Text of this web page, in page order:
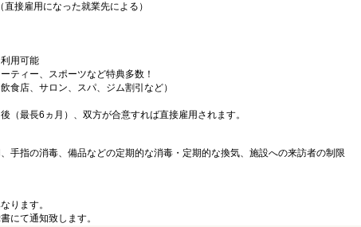
接雇用になった就業先による）
用可能
ティー、スポーツなど特典多数！
食店、サロン、スパ、ジム割引など）
（最長6ヵ月）、双方が合意すれば直接雇用されます。
手指の消毒、備品などの定期的な消毒・定期的な換気、施設への来訪者の制限
ります。
にて通知致します。